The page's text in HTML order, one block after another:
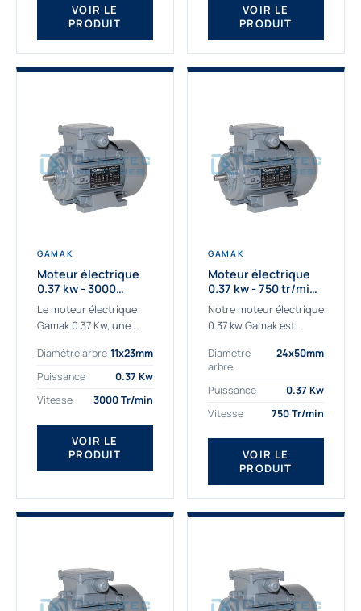
VOIR LE
PRODUIT
VOIR LE
PRODUIT
GAMAK
Moteur électrique
0.37 kw - 3000
Tr/min - 230/400v -
Taille 63 - IE2
Le moteur électrique
Gamak 0.37 Kw, une
adaptée à tous types
de machines. Le
triphasé 0.37Kw Gamak
à...
Diamètre arbre 11x23mm
Puissance
0.37 Kw
Vitesse
3000 Tr/min
VOIR LE
PRODUIT
GAMAK
Moteur électrique
0.37 kw - 750 tr/min -
230/400V - IE2
Notre moteur électrique
0.37 kw Gamak est
aux applications
sévères. Nous
déterminons,
fournissons
des moteurs
asynchrones depuis de
nombreuses années....
Diamètre
arbre
24x50mm
Puissance
0.37 Kw
Vitesse
750 Tr/min
VOIR LE
PRODUIT